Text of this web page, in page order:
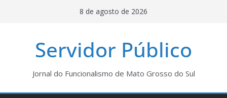
8 de agosto de 2026
Servidor Público
Jornal do Funcionalismo de Mato Grosso do Sul